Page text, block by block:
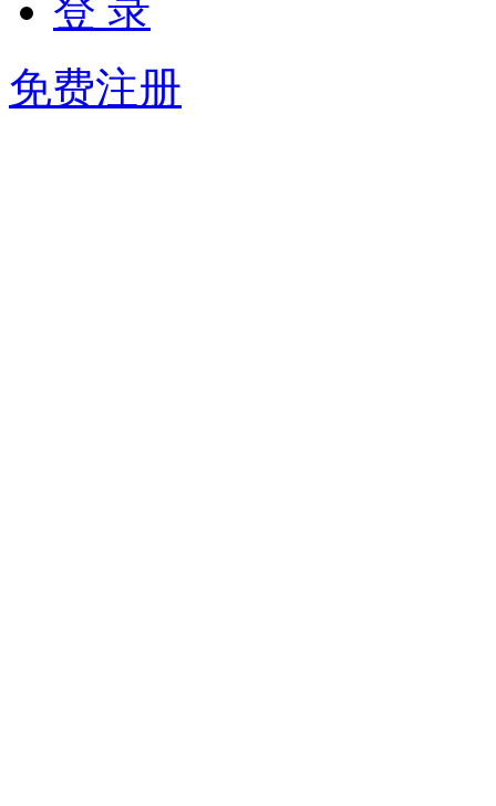
登 录
免费注册